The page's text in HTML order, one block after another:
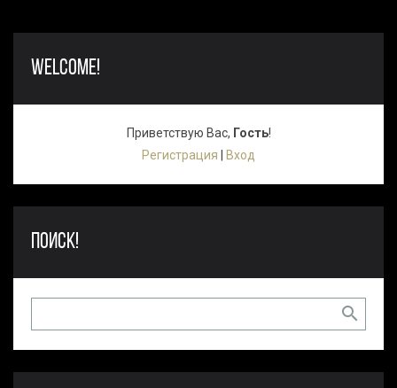
WELCOME!
Приветствую Вас, Гость!
Регистрация
Вход
ПОИСК!